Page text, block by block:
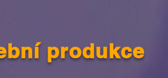
produkce